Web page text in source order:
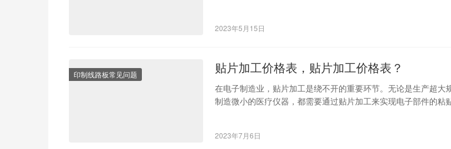
2023年5月15日
印制线路板常见问题 贴片加工价格表，贴片加工价格表？
在电子制造业，贴片加工是绕不开的重要环节。无论是生产超大
制造微小的医疗仪器，都需要通过贴片加工来实现电子部件的粘
2023年7月6日